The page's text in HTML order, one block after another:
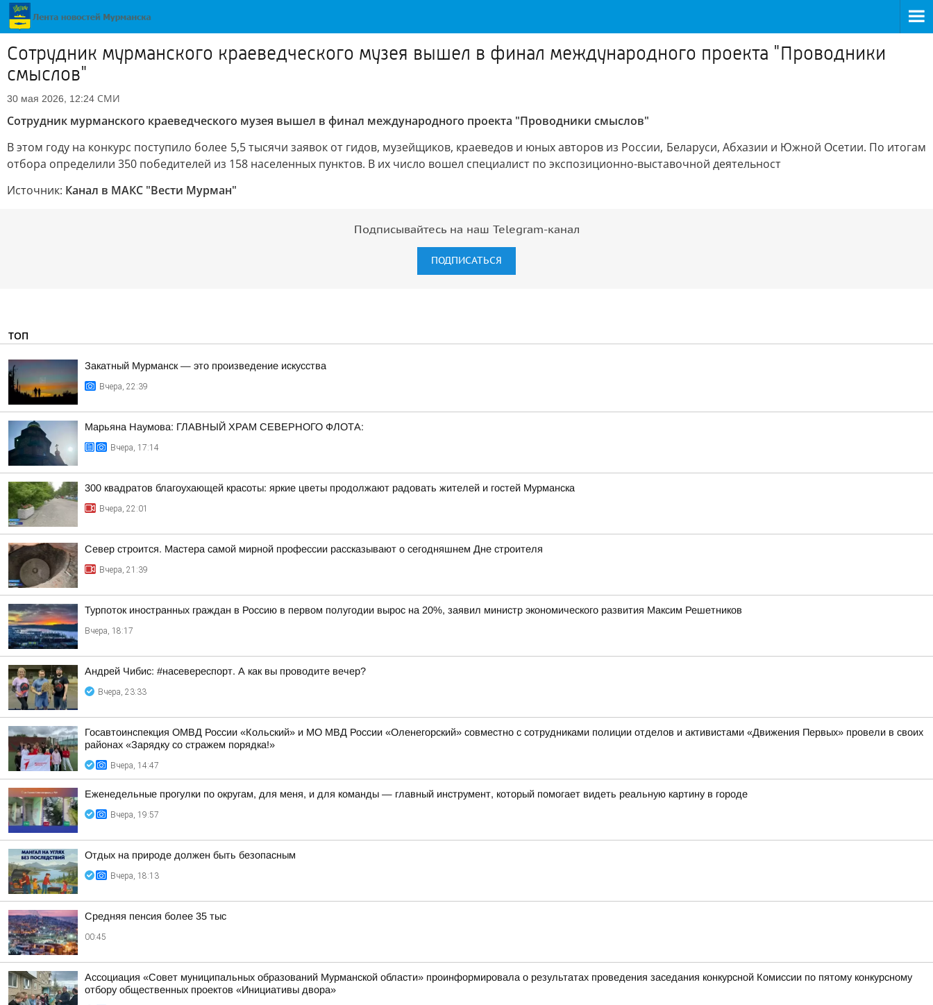
Сотрудник мурманского краеведческого музея вышел в финал международного проекта "Проводники
смыслов"
30 мая 2026, 12:24 СМИ
Сотрудник мурманского краеведческого музея вышел в финал международного проекта "Проводники смыслов"
В этом году на конкурс поступило более 5,5 тысячи заявок от гидов, музейщиков, краеведов и юных авторов из России, Беларуси, Абхазии и Южной Осетии. По итогам
отбора определили 350 победителей из 158 населенных пунктов. В их число вошел специалист по экспозиционно-выставочной деятельност
Источник: Канал в МАКС "Вести Мурман"
Подписывайтесь на наш Telegram-канал
ПОДПИСАТЬСЯ
ТОП
Закатный Мурманск — это произведение искусства
Вчера, 22:39
Марьяна Наумова: ГЛАВНЫЙ ХРАМ СЕВЕРНОГО ФЛОТА:
Вчера, 17:14
300 квадратов благоухающей красоты: яркие цветы продолжают радовать жителей и гостей Мурманска
Вчера, 22:01
Север строится. Мастера самой мирной профессии рассказывают о сегодняшнем Дне строителя
Вчера, 21:39
Турпоток иностранных граждан в Россию в первом полугодии вырос на 20%, заявил министр экономического развития Максим Решетников
Вчера, 18:17
Андрей Чибис: #насевереспорт. А как вы проводите вечер?
Вчера, 23:33
Госавтоинспекция ОМВД России «Кольский» и МО МВД России «Оленегорский» совместно с сотрудниками полиции отделов и активистами «Движения Первых» провели в своих
районах «Зарядку со стражем порядка!»
Вчера, 14:47
Еженедельные прогулки по округам, для меня, и для команды — главный инструмент, который помогает видеть реальную картину в городе
Вчера, 19:57
Отдых на природе должен быть безопасным
Вчера, 18:13
Средняя пенсия более 35 тыс
00:45
Ассоциация «Совет муниципальных образований Мурманской области» проинформировала о результатах проведения заседания конкурсной Комиссии по пятому конкурсному
отбору общественных проектов «Инициативы двора»